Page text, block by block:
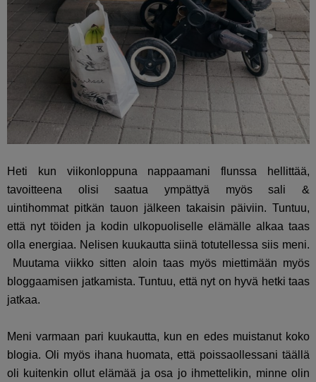
Heti kun viikonloppuna nappaamani flunssa hellittää,
tavoitteena olisi saatua ympättyä myös sali &
uintihommat pitkän tauon jälkeen takaisin päiviin. Tuntuu,
että nyt töiden ja kodin ulkopuoliselle elämälle alkaa taas
olla energiaa. Nelisen kuukautta siinä totutellessa siis meni.
Muutama viikko sitten aloin taas myös miettimään myös
bloggaamisen jatkamista. Tuntuu, että nyt on hyvä hetki taas
jatkaa.
Meni varmaan pari kuukautta, kun en edes muistanut koko
blogia. Oli myös ihana huomata, että poissaollessani täällä
oli kuitenkin ollut elämää ja osa jo ihmettelikin, minne olin